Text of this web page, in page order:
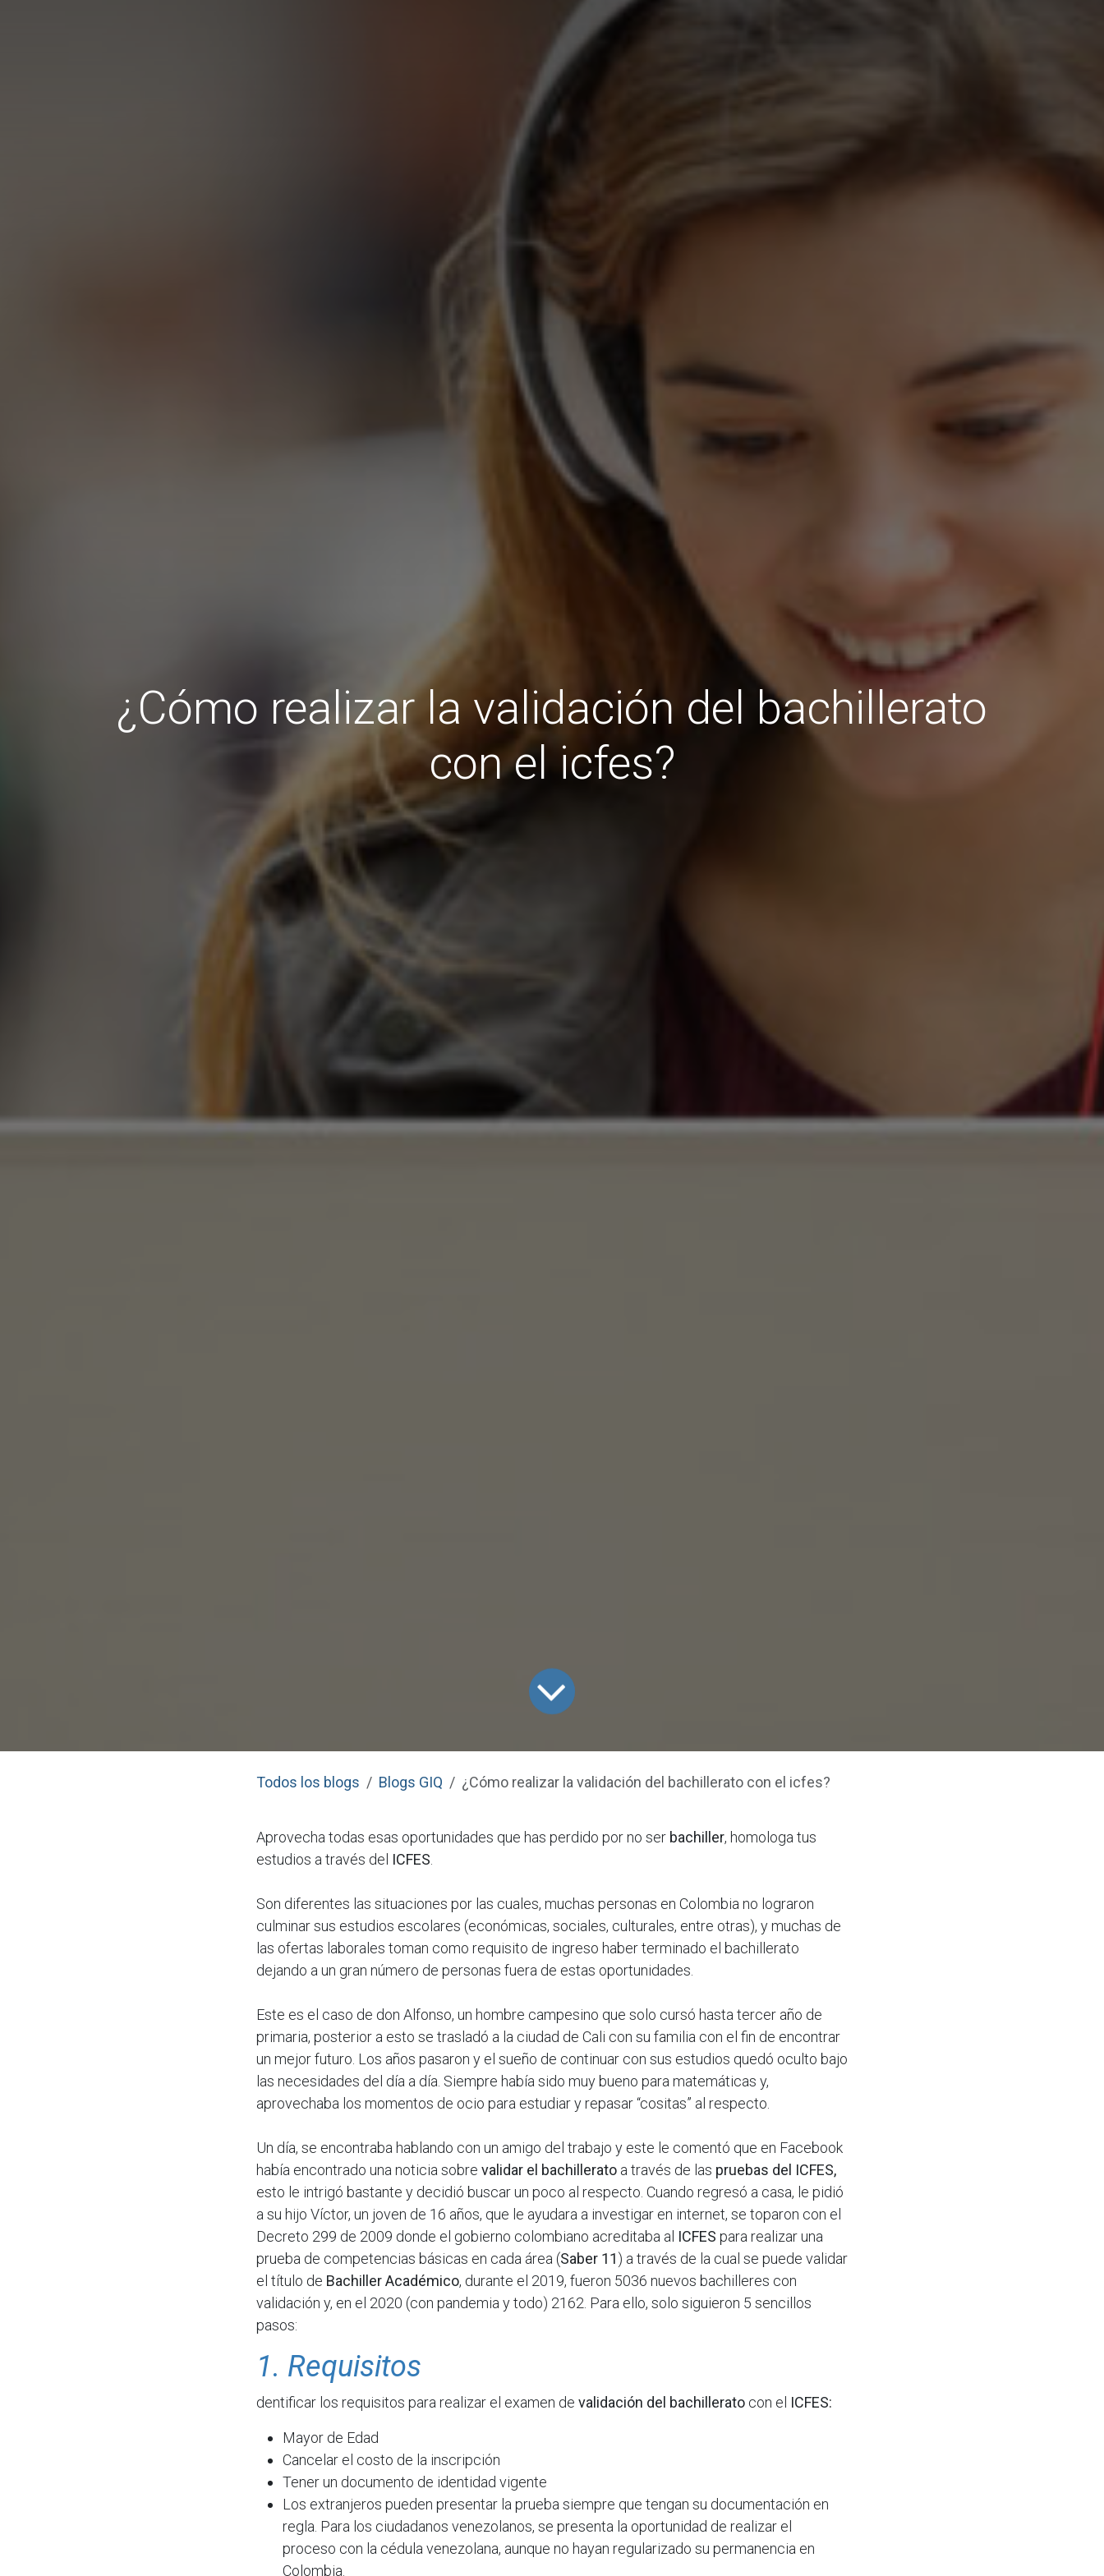
¿Cómo realizar la validación del bachillerato
con el icfes?
Todos los blogs Blogs GIQ ¿Cómo realizar la validación del bachillerato con el icfes?
Aprovecha todas esas oportunidades que has perdido por no ser bachiller, homologa tus
estudios a través del ICFES
Son diferentes las situaciones por las cuales, muchas personas en Colombia no lograron
culminar sus estudios escolares (económicas, sociales, culturales, entre otras), y muchas de
las ofertas laborales toman como requisito de ingreso haber terminado el bachillerato
dejando a un gran número de personas fuera de estas oportunidades.
Este es el caso de don Alfonso, un hombre campesino que solo cursó hasta tercer año de
primaria, posterior a esto se trasladó a la ciudad de Cali con su familia con el fin de encontrar
un mejor futuro. Los años pasaron y el sueño de continuar con sus estudios quedó oculto bajo
las necesidades del día a día. Siempre había sido muy bueno para matemáticas y,
aprovechaba los momentos de ocio para estudiar y repasar “cositas” al respecto.
Un día, se encontraba hablando con un amigo del trabajo y este le comentó que en Facebook
había encontrado una noticia sobre validar el bachillerato a través de las pruebas del ICFES,
esto le intrigó bastante y decidió buscar un poco al respecto. Cuando regresó a casa, le pidió
a su hijo Víctor, un joven de 16 años, que le ayudara a investigar en internet, se toparon con el
Decreto 299 de 2009 donde el gobierno colombiano acreditaba al ICFES para realizar una
prueba de competencias básicas en cada área (Saber 11) a través de la cual se puede validar
el título de Bachiller Académico, durante el 2019, fueron 5036 nuevos bachilleres con
validación y, en el 2020 (con pandemia y todo) 2162. Para ello, solo siguieron 5 sencillos
pasos:
1. Requisitos
dentificar los requisitos para realizar el examen de validación del bachillerato con el ICFES:
Mayor de Edad
Cancelar el costo de la inscripción
Tener un documento de identidad vigente
Los extranjeros pueden presentar la prueba siempre que tengan su documentación en
regla. Para los ciudadanos venezolanos, se presenta la oportunidad de realizar el
proceso con la cédula venezolana, aunque no hayan regularizado su permanencia en
Colombia.